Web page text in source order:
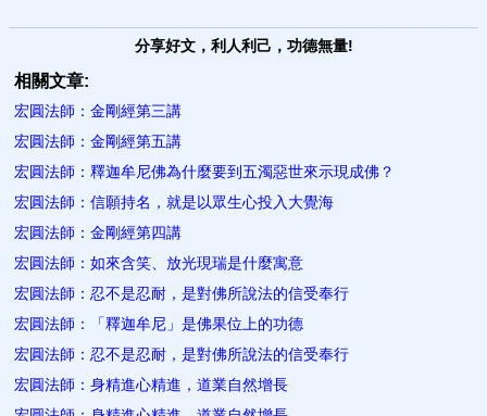
分享好文，利人利己，功德無量!
相關文章:
宏圓法師：金剛經第三講
宏圓法師：金剛經第五講
宏圓法師：釋迦牟尼佛為什麼要到五濁惡世來示現成佛？
宏圓法師：信願持名，就是以眾生心投入大覺海
宏圓法師：金剛經第四講
宏圓法師：如來含笑、放光現瑞是什麼寓意
宏圓法師：忍不是忍耐，是對佛所說法的信受奉行
宏圓法師：「釋迦牟尼」是佛果位上的功德
宏圓法師：忍不是忍耐，是對佛所說法的信受奉行
宏圓法師：身精進心精進，道業自然增長